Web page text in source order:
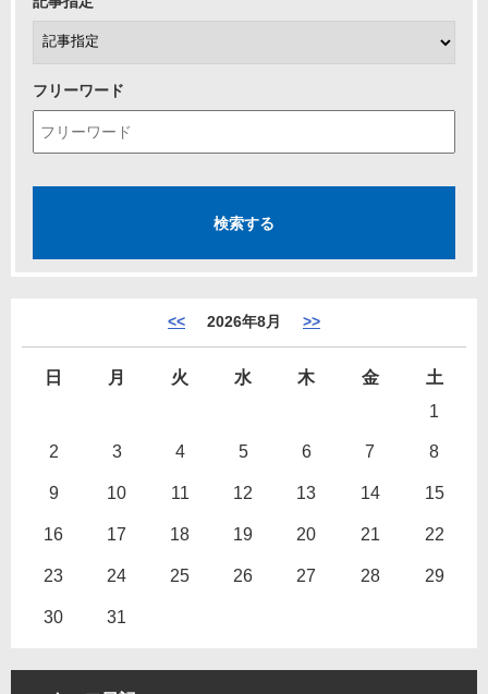
フリーワード
<< 2026年8月 >>
日 月 火 水 木 金
土
1
2 3 4 5 6 7 8
9 10 11 12 13 14 15
16 17 18 19 20 21 22
23 24 25 26 27 28 29
30 31